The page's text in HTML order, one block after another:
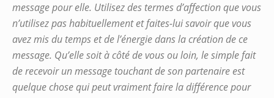
message pour elle. Utilisez des termes d’affection que vous
n’utilisez pas habituellement et faites-lui savoir que vous
avez mis du temps et de l’énergie dans la création de ce
message. Qu’elle soit à côté de vous ou loin, le simple fait
de recevoir un message touchant de son partenaire est
quelque chose qui peut vraiment faire la différence pour